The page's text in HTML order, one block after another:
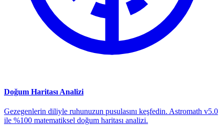
Doğum Haritası Analizi
Gezegenlerin diliyle ruhunuzun pusulasını keşfedin. Astromath v5.0
ile %100 matematiksel doğum haritası analizi.